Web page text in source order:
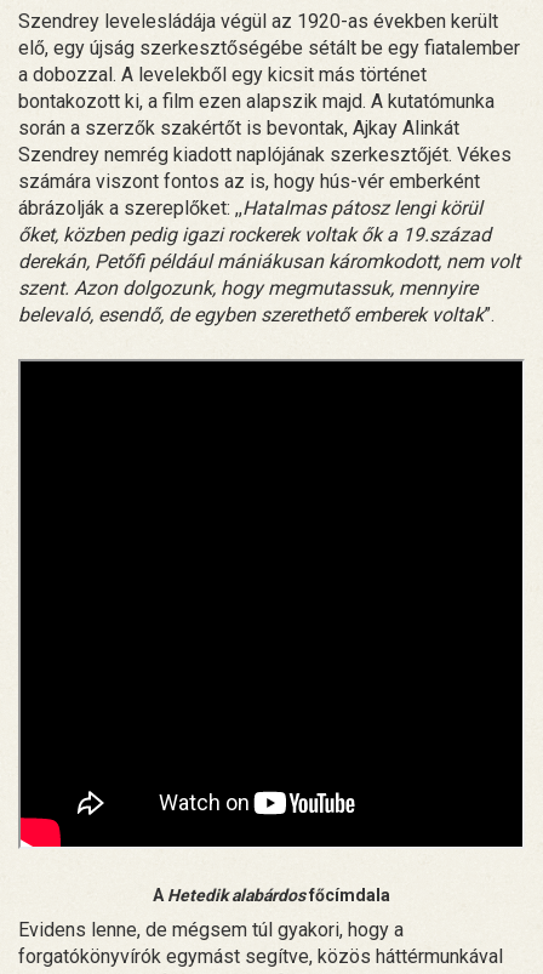
Szendrey levelesládája végül az 1920-as években került
elő, egy újság szerkesztőségébe sétált be egy fiatalember
a dobozzal. A levelekből egy kicsit más történet
bontakozott ki, a film ezen alapszik majd. A kutatómunka
során a szerzők szakértőt is bevontak, Ajkay Alinkát
Szendrey nemrég kiadott naplójának szerkesztőjét. Vékes
számára viszont fontos az is, hogy hús-vér emberként
ábrázolják a szereplőket: ,,Hatalmas pátosz lengi körül
őket, közben pedig igazi rockerek voltak ők a 19.század
derekán, Petőfi például mániákusan káromkodott, nem volt
szent. Azon dolgozunk, hogy megmutassuk, mennyire
belevaló, esendő, de egyben szerethető emberek voltak”.
A Hetedik alabárdosfőcímdala
Evidens lenne, de mégsem túl gyakori, hogy a
forgatókönyvírók egymást segítve, közös háttérmunkával